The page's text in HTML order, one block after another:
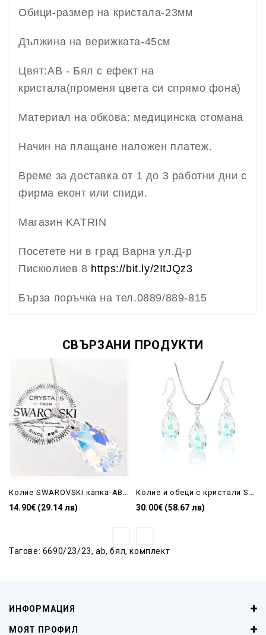
Обици-размер на кристала-23мм
Дължина на верижката-45см
Цвят:AB - Бял с ефект на
кристала(променя цвета си спрямо фона)
Материал на обкова: медицинска стомана
Начин на плащане наложен платеж.
Време за доставка от 1 до 3 работни дни с
фирма еконт или спиди.
Магазин KATRIN
Посетете ни в град Варна ул.Д-р
Пискюлиев 8 https://bit.ly/2ItJQz3
Бърза поръчка на тел.0889/889-815
СВЪРЗАНИ ПРОДУКТИ
14.90€ (29.14 лв) 30.00€ (58.67 лв)
Тагове: 6690/23/23,ab,бял,комплект
ИНФОРМАЦИЯ
МОЯТ ПРОФИЛ